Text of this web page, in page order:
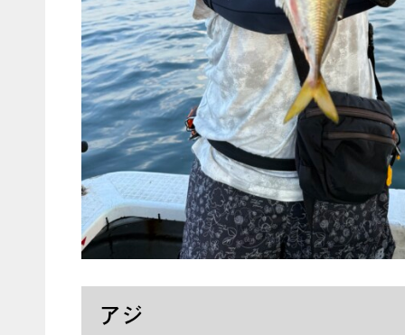
アジ